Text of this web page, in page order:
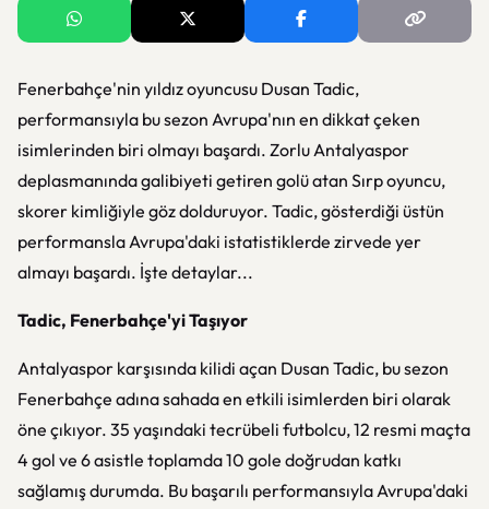
Fenerbahçe'nin yıldız oyuncusu Dusan Tadic,
performansıyla bu sezon Avrupa'nın en dikkat çeken
isimlerinden biri olmayı başardı. Zorlu Antalyaspor
deplasmanında galibiyeti getiren golü atan Sırp oyuncu,
skorer kimliğiyle göz dolduruyor. Tadic, gösterdiği üstün
performansla Avrupa'daki istatistiklerde zirvede yer
almayı başardı. İşte detaylar...
Tadic, Fenerbahçe'yi Taşıyor
Antalyaspor karşısında kilidi açan Dusan Tadic, bu sezon
Fenerbahçe adına sahada en etkili isimlerden biri olarak
öne çıkıyor. 35 yaşındaki tecrübeli futbolcu, 12 resmi maçta
4 gol ve 6 asistle toplamda 10 gole doğrudan katkı
sağlamış durumda. Bu başarılı performansıyla Avrupa'daki